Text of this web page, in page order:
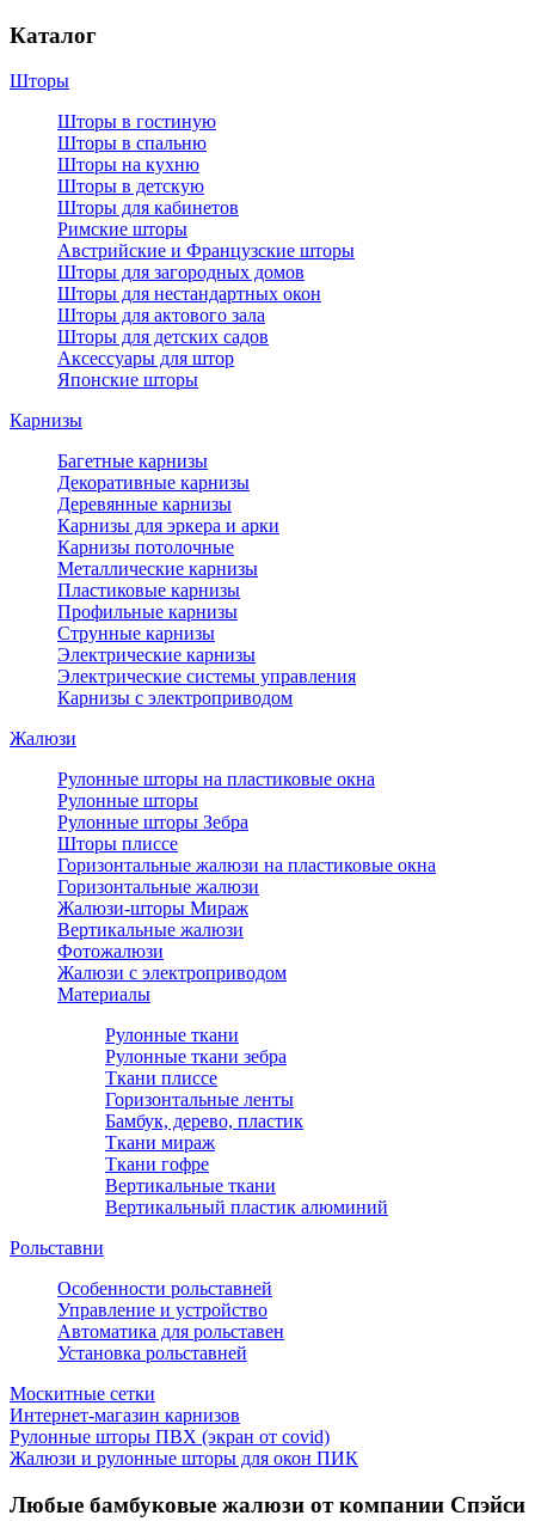
Каталог
Шторы
Шторы в гостиную
Шторы в спальню
Шторы на кухню
Шторы в детскую
Шторы для кабинетов
Римские шторы
Австрийские и Французские шторы
Шторы для загородных домов
Шторы для нестандартных окон
Шторы для актового зала
Шторы для детских садов
Аксессуары для штор
Японские шторы
Карнизы
Багетные карнизы
Декоративные карнизы
Деревянные карнизы
Карнизы для эркера и арки
Карнизы потолочные
Металлические карнизы
Пластиковые карнизы
Профильные карнизы
Струнные карнизы
Электрические карнизы
Электрические системы управления
Карнизы с электроприводом
Жалюзи
Рулонные шторы на пластиковые окна
Рулонные шторы
Рулонные шторы Зебра
Шторы плиссе
Горизонтальные жалюзи на пластиковые окна
Горизонтальные жалюзи
Жалюзи-шторы Мираж
Вертикальные жалюзи
Фотожалюзи
Жалюзи с электроприводом
Материалы
Рулонные ткани
Рулонные ткани зебра
Ткани плиссе
Горизонтальные ленты
Бамбук, дерево, пластик
Ткани мираж
Ткани гофре
Вертикальные ткани
Вертикальный пластик алюминий
Рольставни
Особенности рольставней
Управление и устройство
Автоматика для рольставен
Установка рольставней
Москитные сетки
Интернет-магазин карнизов
Рулонные шторы ПВХ (экран от covid)
Жалюзи и рулонные шторы для окон ПИК
Любые бамбуковые жалюзи от компании Спэйси